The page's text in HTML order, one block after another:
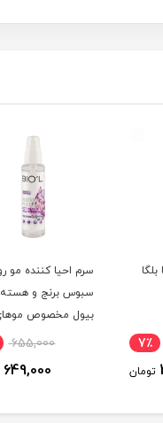
7٪
تومان
سرم احیا کننده مو
سبوس برنج و هسته
بیول مخصوص
رنگ شده و آسیب
655,000
649,000